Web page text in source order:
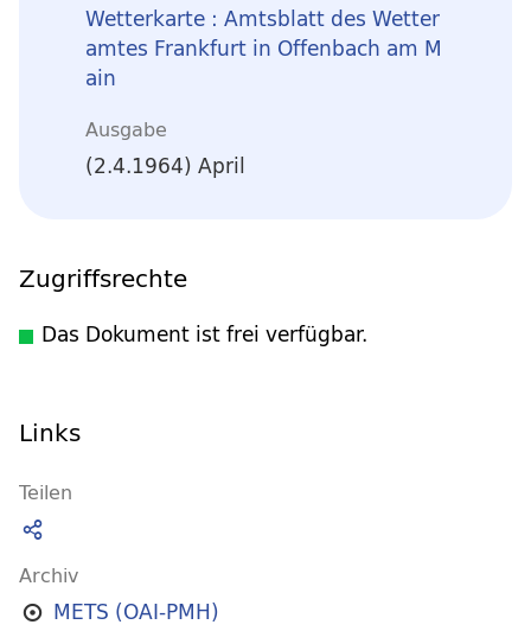
Wetterkarte : Amtsblatt des Wetter
amtes Frankfurt in Offenbach am M
ain
Ausgabe
(2.4.1964) April
Zugriffsrechte
Das Dokument ist frei verfügbar.
Links
Teilen
Archiv
METS (OAI-PMH)